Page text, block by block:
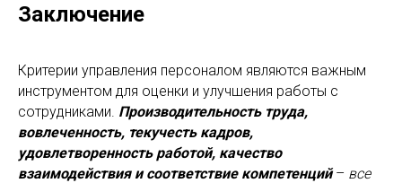
Заключение
Критерии управления персоналом являются важным
инструментом для оценки и улучшения работы с
сотрудниками. Производительность труда,
вовлеченность, текучесть кадров,
удовлетворенность работой, качество
взаимодействия и соответствие компетенций– все